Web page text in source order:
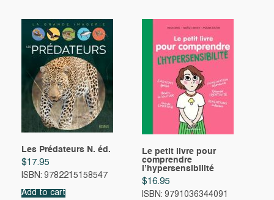
Les Prédateurs N. éd.
$17.95
ISBN: 9782215158547
Add to cart
Le petit livre pour
comprendre
l’hypersensibilité
$16.95
ISBN: 9791036344091